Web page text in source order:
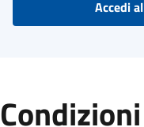
Accedi